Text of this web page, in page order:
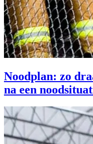
Noodplan: zo
na een